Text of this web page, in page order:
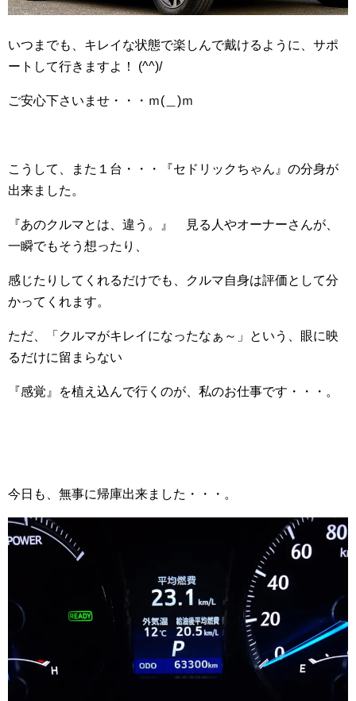
いつまでも、キレイな状態で楽しんで戴けるように、サポ
ートして行きますよ！ (^^)/
ご安心下さいませ・・・ｍ(＿)ｍ
こうして、また１台・・・『セドリックちゃん』の分身が
出来ました。
『あのクルマとは、違う。』 見る人やオーナーさんが、
一瞬でもそう想ったり、
感じたりしてくれるだけでも、クルマ自身は評価として分
かってくれます。
ただ、「クルマがキレイになったなぁ～」という、眼に映
るだけに留まらない
『感覚』を植え込んで行くのが、私のお仕事です・・・。
今日も、無事に帰庫出来ました・・・。